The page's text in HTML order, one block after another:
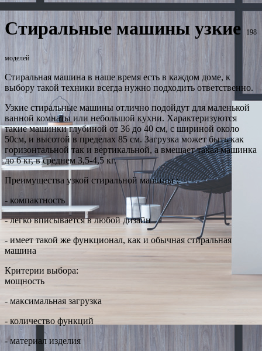
Стиральные машины узкие 198
моделей
Стиральная машина в наше время есть в каждом доме, к
выбору такой техники всегда нужно подходить ответственно.
Узкие стиральные машины отлично подойдут для маленькой
ванной комнаты или небольшой кухни. Характеризуются
такие машинки глубиной от 36 до 40 см, с шириной около
50см, и высотой в пределах 85 см. Загрузка может быть как
горизонтальной так и вертикальной, а вмещает такая машинка
до 6 кг, в среднем 3,5-4,5 кг.
Преимущества узкой стиральной машины :
- компактность
- легко вписывается в любой дизайн
- имеет такой же функционал, как и обычная стиральная
машина
Критерии выбора:
мощность
- максимальная загрузка
- количество функций
- материал изделия